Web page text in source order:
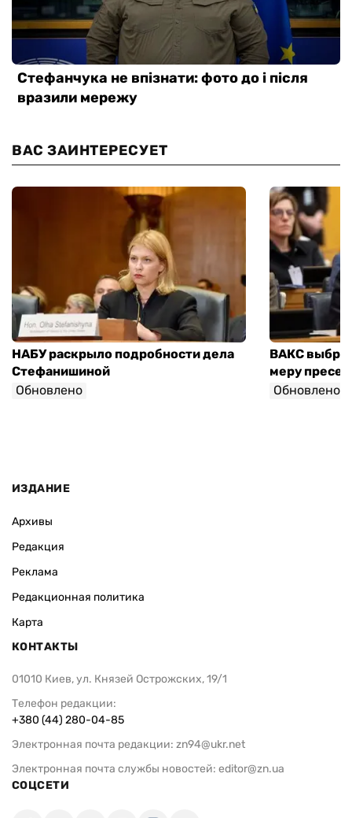
ВАС ЗАИНТЕРЕСУЕТ
НАБУ раскрыло подробности дела
Стефанишиной
Обновлено
ВАКС
меру
Обновлено
ИЗДАНИЕ
Архивы
Редакция
Реклама
Редакционная политика
Карта
КОНТАКТЫ
01010 Киев, ул. Князей Острожских, 19/1
Телефон редакции:
+380 (44) 280-04-85
Электронная почта редакции: zn94@ukr.net
Электронная почта службы новостей: editor@zn.ua
СОЦСЕТИ